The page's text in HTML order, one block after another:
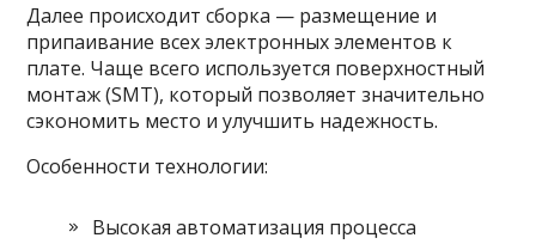
Далее происходит сборка — размещение и
припаивание всех электронных элементов к
плате. Чаще всего используется поверхностный
монтаж (SMT), который позволяет значительно
сэкономить место и улучшить надежность.
Особенности технологии:
Высокая автоматизация процесса